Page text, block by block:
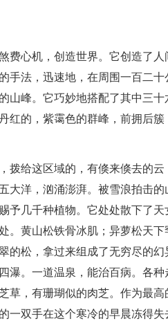
费心机，创造世界。它创造了
手法，迅速地，在周围一百二
山峰。它巧妙地搭配了其中三
红的，紫霭色的群峰，前拥后
拨给这区域的，有倏来倏去的
大洋，汹涌澎湃。被雪浪拍击
予几千种植物。它处处散下了
。黄山松铁骨冰肌；异萝松天
的松，拿过来组成了无穷尽的
瀑。一道温泉，能治百病。各
草，有珊瑚似的肉芝。作为最高
一双手在这个寒冷的早晨冻得